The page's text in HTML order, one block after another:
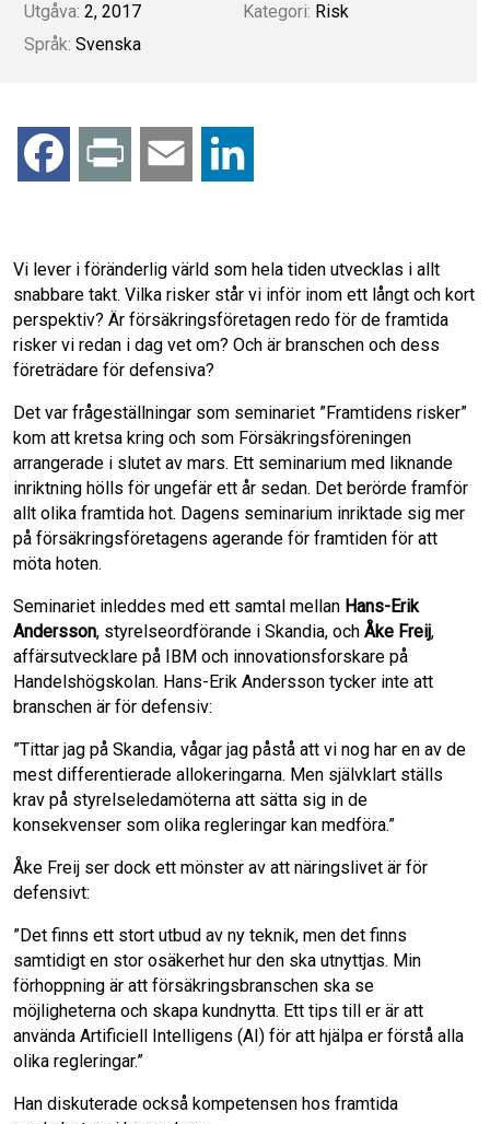
Utgåva: 2, 2017
Språk: Svenska
Kategori: Risk
c
e
b
o
o
k
i
n
t
a
l
n
d
n
Vi lever i föränderlig värld som hela tiden utvecklas i allt
snabbare takt. Vilka risker står vi inför inom ett långt och kort
perspektiv? Är försäkringsföretagen redo för de framtida
risker vi redan i dag vet om? Och är branschen och dess
företrädare för defensiva?
Det var frågeställningar som seminariet ”Framtidens risker”
kom att kretsa kring och som Försäkringsföreningen
arrangerade i slutet av mars. Ett seminarium med liknande
inriktning hölls för ungefär ett år sedan. Det berörde framför
allt olika framtida hot. Dagens seminarium inriktade sig mer
på försäkringsföretagens agerande för framtiden för att
möta hoten.
Seminariet inleddes med ett samtal mellan Hans-Erik
Andersson, styrelseordförande i Skandia, och Åke Freij,
affärsutvecklare på IBM och innovationsforskare på
Handelshögskolan. Hans-Erik Andersson tycker inte att
branschen är för defensiv:
”Tittar jag på Skandia, vågar jag påstå att vi nog har en av de
mest differentierade allokeringarna. Men självklart ställs
krav på styrelseledamöterna att sätta sig in de
konsekvenser som olika regleringar kan medföra.”
Åke Freij ser dock ett mönster av att näringslivet är för
defensivt:
”Det finns ett stort utbud av ny teknik, men det finns
samtidigt en stor osäkerhet hur den ska utnyttjas. Min
förhoppning är att försäkringsbranschen ska se
möjligheterna och skapa kundnytta. Ett tips till er är att
använda Artificiell Intelligens (AI) för att hjälpa er förstå alla
olika regleringar.”
Han diskuterade också kompetensen hos framtida